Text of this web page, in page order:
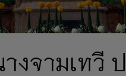
งจามเทวี